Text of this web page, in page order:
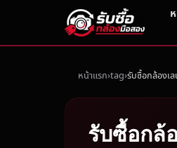
หน้าแรก tag รับซื้อกล้องเ
รับซื้อกล้